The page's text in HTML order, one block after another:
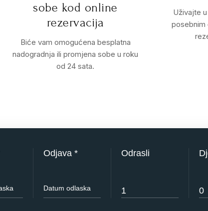
sobe kod online
rezervacija
Biće vam omogućena besplatna
nadogradnja ili promjena sobe u roku
od 24 sata.
Uživajte
posebnim
Odjava * Odrasli